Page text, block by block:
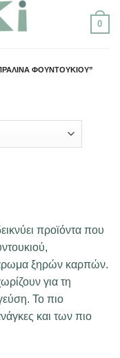
0
ΦΟΥΝΤΟΥΚΙΟΎ”
προϊόντα που
άρωμα ξηρών καρπών.
για τη
Το πιο
και των πιο